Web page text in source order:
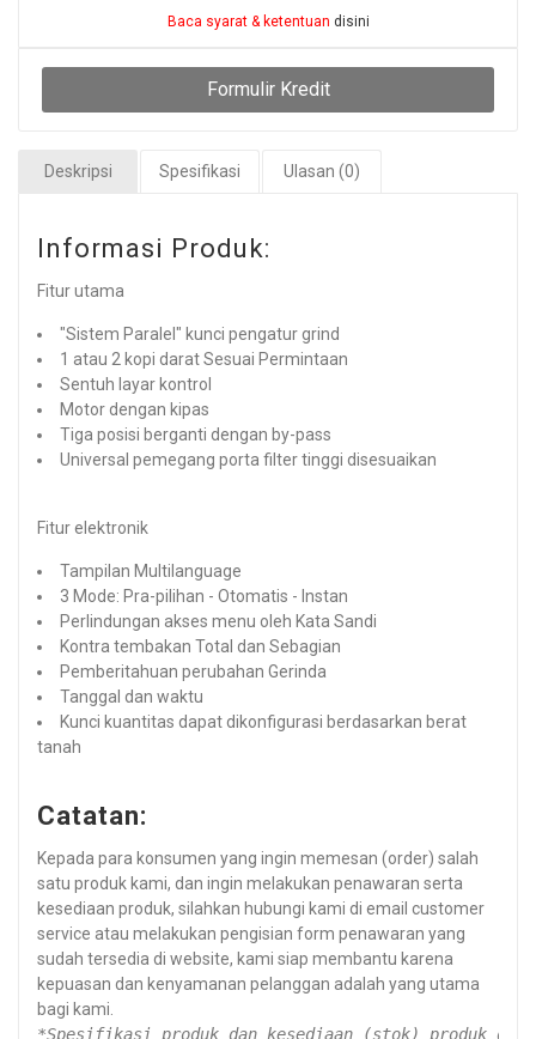
Baca syarat & ketentuan disini
Formulir Kredit
Deskripsi Spesifikasi Ulasan (0)
Informasi Produk:
Fitur utama
"Sistem Paralel" kunci pengatur grind
1 atau 2 kopi darat Sesuai Permintaan
Sentuh layar kontrol
Motor dengan kipas
Tiga posisi berganti dengan by-pass
Universal pemegang porta filter tinggi disesuaikan
Fitur elektronik
Tampilan Multilanguage
3 Mode: Pra-pilihan - Otomatis - Instan
Perlindungan akses menu oleh Kata Sandi
Kontra tembakan Total dan Sebagian
Pemberitahuan perubahan Gerinda
Tanggal dan waktu
Kunci kuantitas dapat dikonfigurasi berdasarkan berat
tanah
Catatan:
Kepada para konsumen yang ingin memesan (order) salah
satu produk kami, dan ingin melakukan penawaran serta
kesediaan produk, silahkan hubungi kami di email customer
service atau melakukan pengisian form penawaran yang
sudah tersedia di website, kami siap membantu karena
kepuasan dan kenyamanan pelanggan adalah yang utama
bagi kami.
*Spesifikasi produk dan kesediaan (stok) produk